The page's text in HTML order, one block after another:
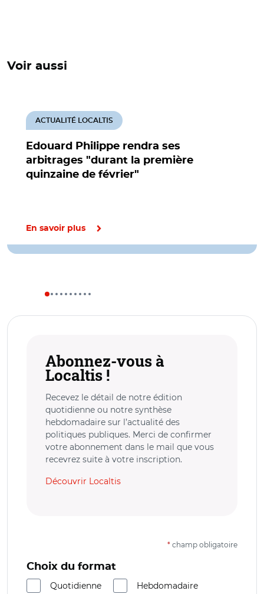
Voir aussi
Edouard Philippe rendra ses
arbitrages "durant la première
quinzaine de février"
ACTUALITÉ LOCALTIS
En savoir plus
Abonnez-vous à
Localtis !
Recevez le détail de notre édition
quotidienne ou notre synthèse
hebdomadaire sur l’actualité des
politiques publiques. Merci de confirmer
votre abonnement dans le mail que vous
recevrez suite à votre inscription.
Découvrir Localtis
* champ obligatoire
Choix du format
Quotidienne
Hebdomadaire